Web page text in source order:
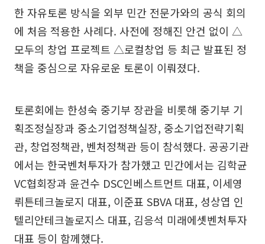
한 자유토론 방식을 외부 민간 전문가와의 공식 회의
에 처음 적용한 사례다. 사전에 정해진 안건 없이 △
모두의 창업 프로젝트 △로컬창업 등 최근 발표된 정
책을 중심으로 자유로운 토론이 이뤄졌다.
토론회에는 한성숙 중기부 장관을 비롯해 중기부 기
획조정실장과 중소기업정책실장, 중소기업전략기획
관, 창업정책관, 벤처정책관 등이 참석했다. 공공기관
에서는 한국벤처투자가 참가했고 민간에서는 김학균
VC협회장과 윤건수 DSC인베스트먼트 대표, 이세영
뤼튼테크놀로지 대표, 이준표 SBVA 대표, 성상엽 인
텔리안테크놀로지스 대표, 김응석 미래에셋벤처투자
대표 등이 함께했다.